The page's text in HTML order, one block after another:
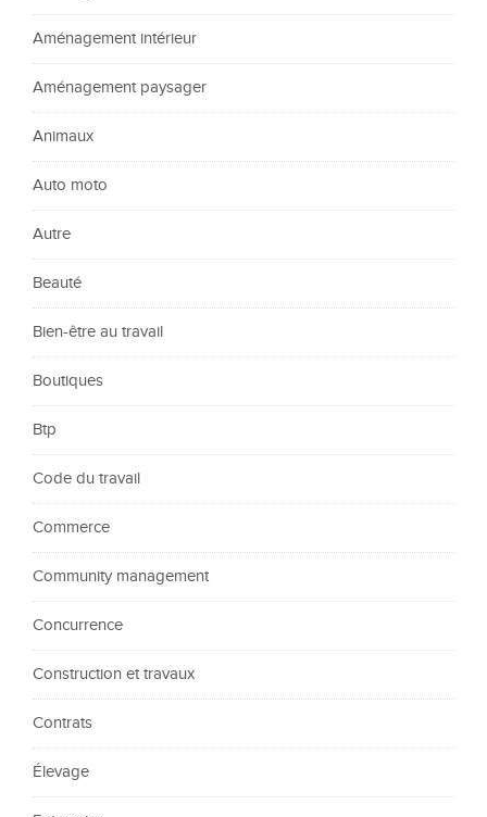
Aménagement intérieur
Aménagement paysager
Animaux
Auto moto
Autre
Beauté
Bien-être au travail
Boutiques
Btp
Code du travail
Commerce
Community management
Concurrence
Construction et travaux
Contrats
Élevage